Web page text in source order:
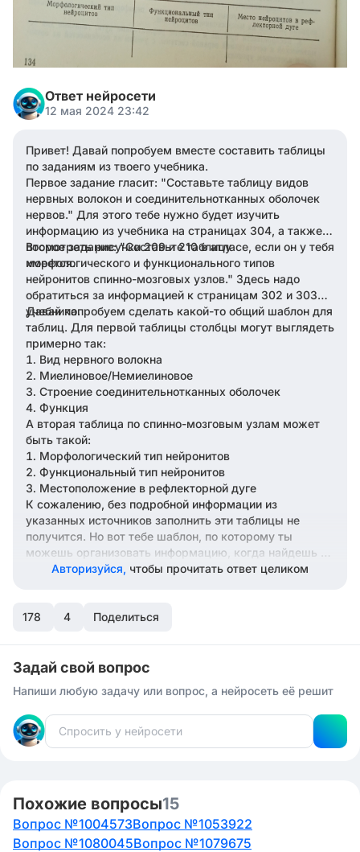
Ответ нейросети
12 мая 2024 23:42
Привет! Давай попробуем вместе составить таблицы
по заданиям из твоего учебника.
Первое задание гласит: "Составьте таблицу видов
нервных волокон и соединительнотканных оболочек
нервов." Для этого тебе нужно будет изучить
информацию из учебника на страницах 304, а также
посмотреть рисунки 209 и 210 в атласе, если он у тебя
имеется.
Второе задание: "Составьте таблицу
морфологического и функционального типов
нейронитов спинно-мозговых узлов." Здесь надо
обратиться за информацией к страницам 302 и 303
учебника.
Давай попробуем сделать какой-то общий шаблон для
таблиц. Для первой таблицы столбцы могут выглядеть
примерно так:
Вид нервного волокна
Миелиновое/Немиелиновое
Строение соединительнотканных оболочек
Функция
А вторая таблица по спинно-мозговым узлам может
быть такой:
Морфологический тип нейронитов
Функциональный тип нейронитов
Местоположение в рефлекторной дуге
К сожалению, без подробной информации из
указанных источников заполнить эти таблицы не
получится. Но вот тебе шаблон, по которому ты
можешь организовать информацию, когда найдешь её
в учебнике. Если у тебя есть возможность дать
Авторизуйся, чтобы прочитать ответ целиком
178 4 Поделиться
Задай свой вопрос
Напиши любую задачу или вопрос, а нейросеть её решит
Похожие вопросы15
Вопрос №1004573Вопрос №1053922
Вопрос №1080045Вопрос №1079675